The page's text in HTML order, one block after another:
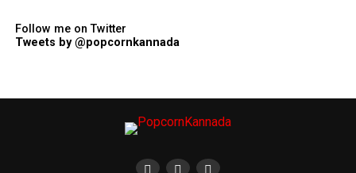
Follow me on Twitter
Tweets by @popcornkannada